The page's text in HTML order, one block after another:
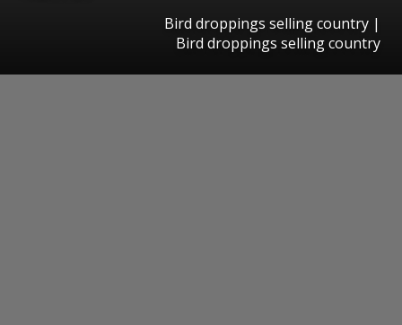
Bird droppings selling country |
Bird droppings selling country